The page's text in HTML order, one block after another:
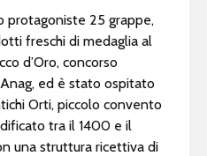
protagoniste 25 grappe,
freschi di medaglia al
d’Oro, concorso
ed è stato ospitato
Orti, piccolo convento
tra il 1400 e il
una struttura ricettiva di